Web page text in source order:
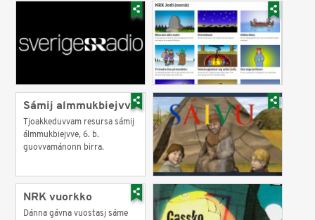
Sámij almmukbiejvve
Tjoakkeduvvam resursa sámij
álmmukbiejvve, 6. b.
guovvamánonn birra.
NRK vuorkko
Dánna gávna vuostasj sáme